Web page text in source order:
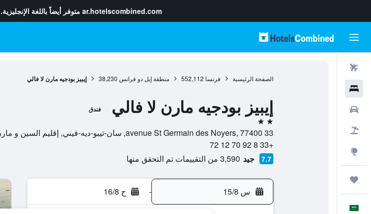
ar.hotelscombined.com متوفر أيضاً باللغة الإنجليزية.
الصفحة الرئيسية فرنسا 552,112 منطقة إيل دو فرانس 38,230 إيبيز بودجيه مارن لا فالي
إيبيز بودجيه مارن لا فالي فندق
2 نجمتين
33 avenue St Germain des Noyers, 77400, سان-تيبو-ديه-فيني, إقليم السين و مارن, فرنسا
+33 8 92 70 12 72
7.7 جيد 3,590 من التقييمات تم التحقق منها
س 15/8 - ح 16/8